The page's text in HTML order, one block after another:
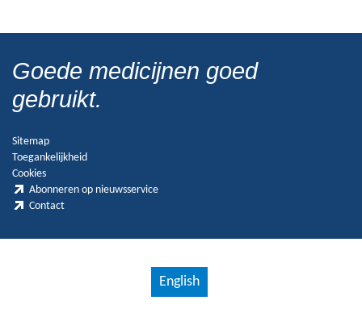
Goede medicijnen goed
gebruikt.
Sitemap
Toegankelijkheid
Cookies
Abonneren op nieuwsservice
Contact
English